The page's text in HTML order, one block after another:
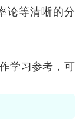
论等清晰的分
学习参考，可